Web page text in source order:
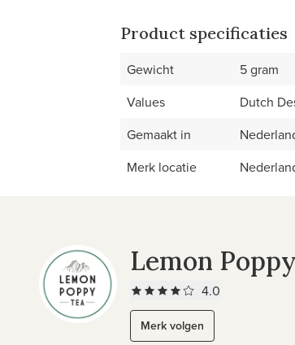
Product specificaties
Gewicht
5 gram
Values
Dutch
Gemaakt in
Merk locatie
Lemon
4.0
Merk volgen